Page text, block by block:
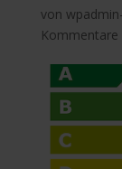
von
Kommentare